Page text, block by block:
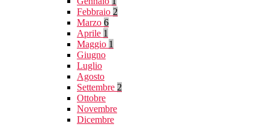
Febbraio 2
Marzo 6
Aprile 1
Maggio 1
Giugno
Luglio
Agosto
Settembre 2
Ottobre
Novembre
Dicembre